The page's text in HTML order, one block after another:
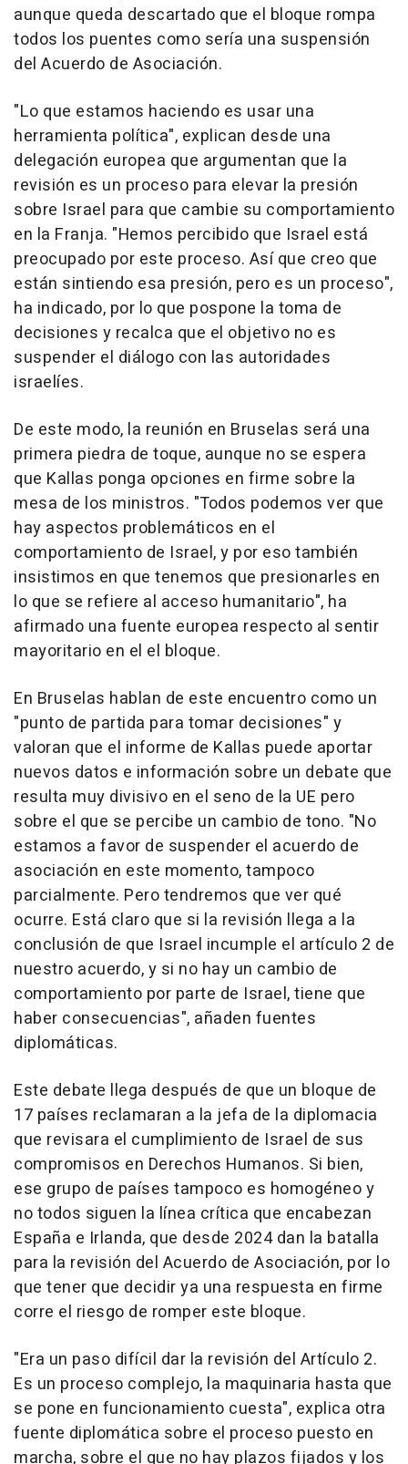
aunque queda descartado que el bloque rompa
todos los puentes como sería una suspensión
del Acuerdo de Asociación.
"Lo que estamos haciendo es usar una
herramienta política", explican desde una
delegación europea que argumentan que la
revisión es un proceso para elevar la presión
sobre Israel para que cambie su comportamiento
en la Franja. "Hemos percibido que Israel está
preocupado por este proceso. Así que creo que
están sintiendo esa presión, pero es un proceso",
ha indicado, por lo que pospone la toma de
decisiones y recalca que el objetivo no es
suspender el diálogo con las autoridades
israelíes.
De este modo, la reunión en Bruselas será una
primera piedra de toque, aunque no se espera
que Kallas ponga opciones en firme sobre la
mesa de los ministros. "Todos podemos ver que
hay aspectos problemáticos en el
comportamiento de Israel, y por eso también
insistimos en que tenemos que presionarles en
lo que se refiere al acceso humanitario", ha
afirmado una fuente europea respecto al sentir
mayoritario en el el bloque.
En Bruselas hablan de este encuentro como un
"punto de partida para tomar decisiones" y
valoran que el informe de Kallas puede aportar
nuevos datos e información sobre un debate que
resulta muy divisivo en el seno de la UE pero
sobre el que se percibe un cambio de tono. "No
estamos a favor de suspender el acuerdo de
asociación en este momento, tampoco
parcialmente. Pero tendremos que ver qué
ocurre. Está claro que si la revisión llega a la
conclusión de que Israel incumple el artículo 2 de
nuestro acuerdo, y si no hay un cambio de
comportamiento por parte de Israel, tiene que
haber consecuencias", añaden fuentes
diplomáticas.
Este debate llega después de que un bloque de
17 países reclamaran a la jefa de la diplomacia
que revisara el cumplimiento de Israel de sus
compromisos en Derechos Humanos. Si bien,
ese grupo de países tampoco es homogéneo y
no todos siguen la línea crítica que encabezan
España e Irlanda, que desde 2024 dan la batalla
para la revisión del Acuerdo de Asociación, por lo
que tener que decidir ya una respuesta en firme
corre el riesgo de romper este bloque.
"Era un paso difícil dar la revisión del Artículo 2.
Es un proceso complejo, la maquinaria hasta que
se pone en funcionamiento cuesta", explica otra
fuente diplomática sobre el proceso puesto en
marcha, sobre el que no hay plazos fijados y los